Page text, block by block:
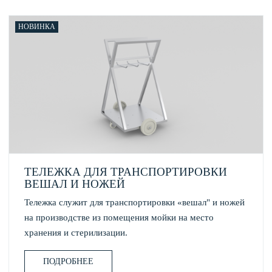
НОВИНКА
ТЕЛЕЖКА ДЛЯ ТРАНСПОРТИРОВКИ
ВЕШАЛ И НОЖЕЙ
Тележка служит для транспортировки «вешал" и ножей
на производстве из помещения мойки на место
хранения и стерилизации.
ПОДРОБНЕЕ